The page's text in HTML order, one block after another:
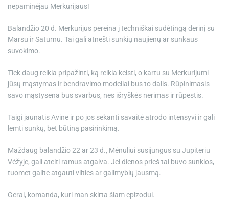
nepaminėjau Merkurijaus!
Balandžio 20 d. Merkurijus pereina į techniškai sudėtingą derinį su
Marsu ir Saturnu. Tai gali atnešti sunkių naujienų ar sunkaus
suvokimo.
Tiek daug reikia pripažinti, ką reikia keisti, o kartu su Merkurijumi
jūsų mąstymas ir bendravimo modeliai bus to dalis. Rūpinimasis
savo mąstysena bus svarbus, nes išryškės nerimas ir rūpestis.
Taigi jaunatis Avine ir po jos sekanti savaitė atrodo intensyvi ir gali
lemti sunkų, bet būtiną pasirinkimą.
Maždaug balandžio 22 ar 23 d., Mėnuliui susijungus su Jupiteriu
Vėžyje, gali ateiti ramus atgaiva. Jei dienos prieš tai buvo sunkios,
tuomet galite atgauti vilties ar galimybių jausmą.
Gerai, komanda, kuri man skirta šiam epizodui.